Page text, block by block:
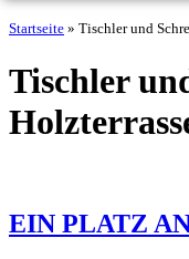
Startseite » Tischler und
Tischler
EIN PLATZ